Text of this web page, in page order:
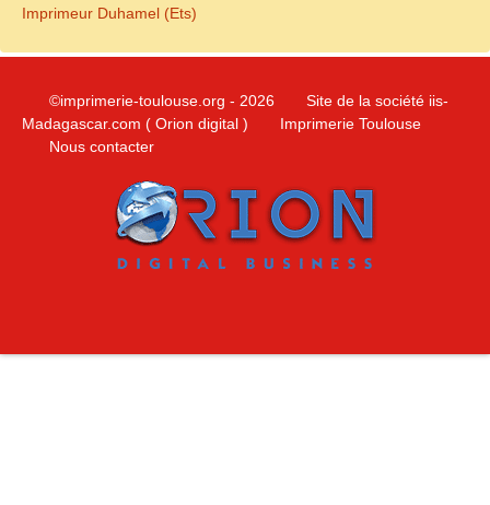
Imprimeur Duhamel (Ets)
©imprimerie-toulouse.org - 2026
Site de la société iis-
Madagascar.com ( Orion digital )
Imprimerie Toulouse
Nous contacter